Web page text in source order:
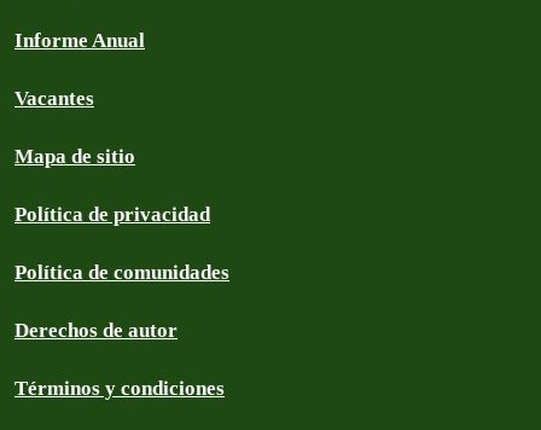
Informe Anual
Vacantes
Mapa de sitio
Política de privacidad
Política de comunidades
Derechos de autor
Términos y condiciones